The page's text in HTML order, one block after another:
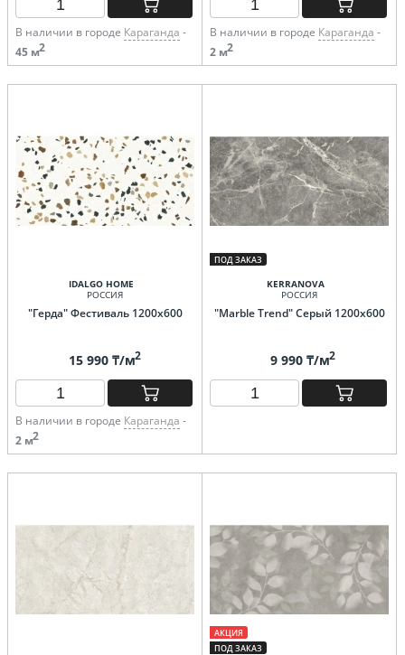
В наличии в городе Караганда -
45 м2
В наличии в городе Караганда -
2 м2
IDALGO HOME
РОССИЯ
"Герда" Фестиваль 1200х600
15 990 ₸/м2
В наличии в городе Караганда -
2 м2
ПОД ЗАКАЗ
KERRANOVA
РОССИЯ
"Marble Trend" Серый 1200х600
9 990 ₸/м2
АКЦИЯ
ПОД ЗАКАЗ